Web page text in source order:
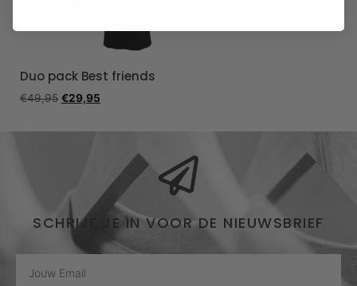
Duo pack Best friends
€49,95 €29,95
SCHRIJF JE IN VOOR DE NIEUWSBRIEF